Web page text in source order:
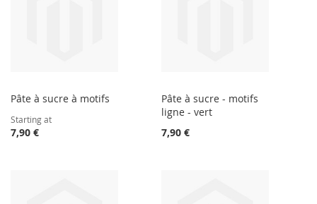
Pâte à sucre à motifs
Starting at
7,90 €
Pâte à sucre - motifs
ligne - vert
7,90 €